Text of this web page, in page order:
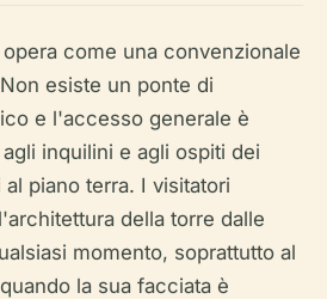
opera come una convenzionale
esiste un ponte di
e l'accesso generale è
inquilini e agli ospiti dei
piano terra. I visitatori
della torre dalle
momento, soprattutto al
la sua facciata è